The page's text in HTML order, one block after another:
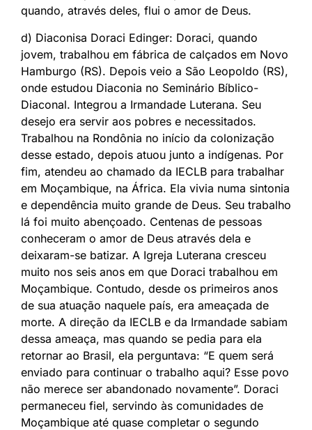
quando, através deles, flui o amor de Deus.
d) Diaconisa Doraci Edinger: Doraci, quando
jovem, trabalhou em fábrica de calçados em Novo
Hamburgo (RS). Depois veio a São Leopoldo (RS),
onde estudou Diaconia no Seminário Bíblico-
Diaconal. Integrou a Irmandade Luterana. Seu
desejo era servir aos pobres e necessitados.
Trabalhou na Rondônia no início da colonização
desse estado, depois atuou junto a indígenas. Por
fim, atendeu ao chamado da IECLB para trabalhar
em Moçambique, na África. Ela vivia numa sintonia
e dependência muito grande de Deus. Seu trabalho
lá foi muito abençoado. Centenas de pessoas
conheceram o amor de Deus através dela e
deixaram-se batizar. A Igreja Luterana cresceu
muito nos seis anos em que Doraci trabalhou em
Moçambique. Contudo, desde os primeiros anos
de sua atuação naquele país, era ameaçada de
morte. A direção da IECLB e da Irmandade sabiam
dessa ameaça, mas quando se pedia para ela
retornar ao Brasil, ela perguntava: “E quem será
enviado para continuar o trabalho aqui? Esse povo
não merece ser abandonado novamente”. Doraci
permaneceu fiel, servindo às comunidades de
Moçambique até quase completar o segundo